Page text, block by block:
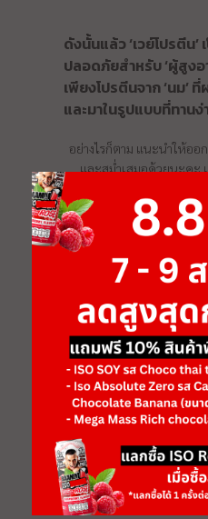
ดังนั้นแล้ว ‘เวย์โปรตีน’
ปลอดภัยสำหรับ ‘ผู้สูงอ
เพียงโปรตีนจาก ‘นม’
และมาในรูปแบบที่ทานง่
อย่างไรก็ตาม แนะนำให้ออ
และสม่ำเสมอด้วยนะคะ
เพราะเราใส่ใจ #
ฟิตเวย์แม